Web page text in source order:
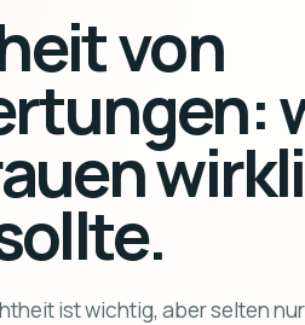
von
ist wichtig, aber selten